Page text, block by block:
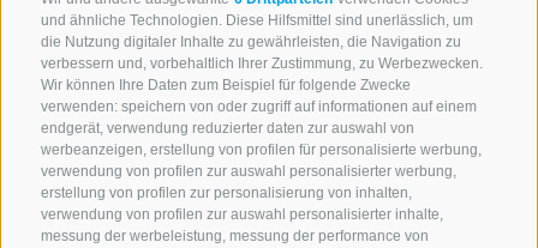
und ähnliche Technologien. Diese Hilfsmittel sind unerlässlich, um
die Nutzung digitaler Inhalte zu gewährleisten, die Navigation zu
verbessern und, vorbehaltlich Ihrer Zustimmung, zu Werbezwecken.
Wir können Ihre Daten zum Beispiel für folgende Zwecke
verwenden: speichern von oder zugriff auf informationen auf einem
endgerät, verwendung reduzierter daten zur auswahl von
werbeanzeigen, erstellung von profilen für personalisierte werbung,
verwendung von profilen zur auswahl personalisierter werbung,
erstellung von profilen zur personalisierung von inhalten,
verwendung von profilen zur auswahl personalisierter inhalte,
messung der werbeleistung, messung der performance von